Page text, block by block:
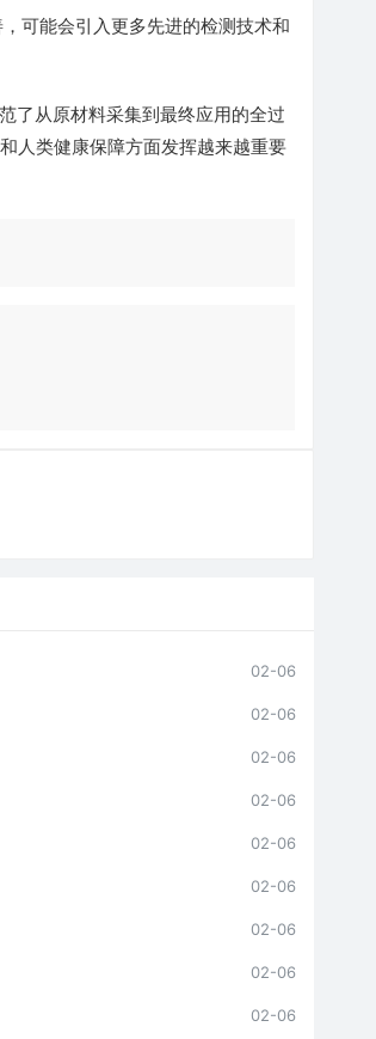
可能会引入更多先进的检测技术和
了从原材料采集到最终应用的全过
人类健康保障方面发挥越来越重要
02-06
02-06
02-06
02-06
02-06
02-06
02-06
02-06
02-06